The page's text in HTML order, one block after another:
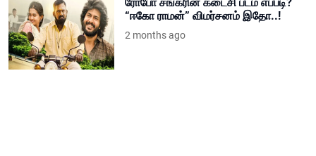
“ஈகோ ராமன்” விமர்சனம் இதோ..!
2 months ago